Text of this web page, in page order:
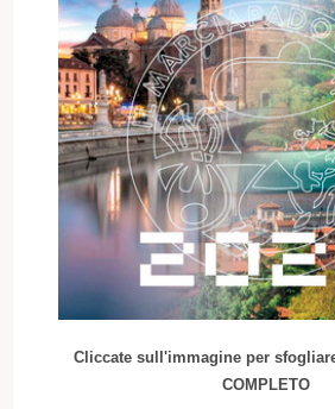
Cliccate sull'immagine per
COMPLETO